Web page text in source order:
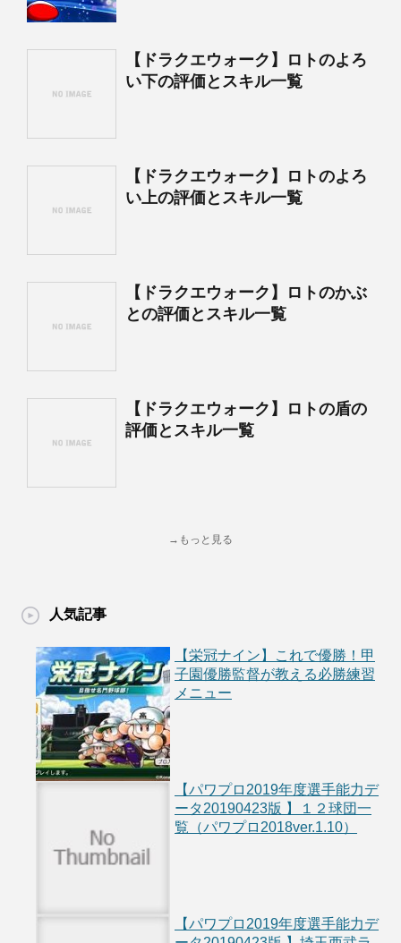
【ドラクエウォーク】ロトのよろ
い下の評価とスキル一覧
【ドラクエウォーク】ロトのよろ
い上の評価とスキル一覧
【ドラクエウォーク】ロトのかぶ
との評価とスキル一覧
【ドラクエウォーク】ロトの盾の
評価とスキル一覧
→もっと見る
人気記事
【栄冠ナイン】これで優勝！甲
子園優勝監督が教える必勝練習
メニュー
【パワプロ2019年度選手能力デ
ータ20190423版 】１２球団一
覧（パワプロ2018ver.1.10）
【パワプロ2019年度選手能力デ